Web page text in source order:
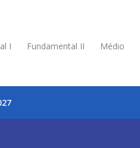
I Fundamental II Médio